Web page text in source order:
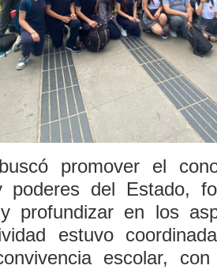
promover el
poderes del Estado,
profundizar en los
estuvo
escolar,